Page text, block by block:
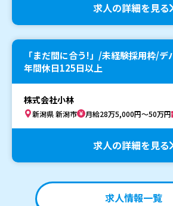
求人の詳細を見る
「まだ間に合う!」/未経験採用枠/
年間休日125日以上
株式会社小林
新潟県 新潟市 月給28万5,000円～50万円
求人の詳細を見る
求人情報一覧